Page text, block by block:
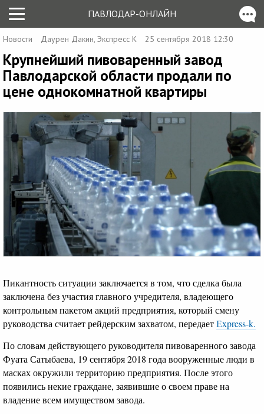
ПАВЛОДАР-ОНЛАЙН
Новости Даурен Дакин, Экспресс К 25 сентября 2018 12:30
Крупнейший пивоваренный завод
Павлодарской области продали по
цене однокомнатной квартиры
Пикантность ситуации заключается в том, что сделка была
заключена без участия главного учредителя, владеющего
контрольным пакетом акций предприятия, который смену
руководства считает рейдерским захватом, передаетЕxpress-k.
По словам действующего руководителя пивоваренного завода
Фуата Сатыбаева, 19 сентября 2018 года вооруженные люди в
масках окружили территорию предприятия. После этого
появились некие граждане, заявившие о своем праве на
владение всем имуществом завода.